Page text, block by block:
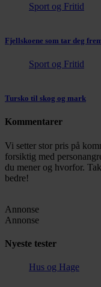
Sport og Fritid
Fjellskoene som tar deg
Sport og Fritid
Tursko til skog og mark
Kommentarer
Vi setter stor pris på
forsiktig med
du mener og hvorfor.
bedre!
Annonse
Annonse
Nyeste tester
Hus og Hage